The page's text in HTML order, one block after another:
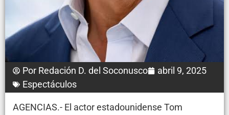
Por Redación D. del Soconusco
abril 9, 2025
Espectáculos
AGENCIAS.- El actor estadounidense Tom